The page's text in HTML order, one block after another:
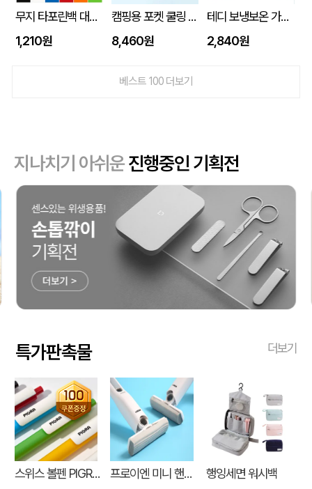
무지 타포린백 대형 (42x40x23) 타포린가방 시장가방 보조가방 // 인쇄제작가능
1,210원
캠핑용 포켓 쿨링 300D PEVA 보냉 쿨링 방수백
8,460원
테디 보냉보온 가방 10L (270x170x350mm)
2,840원
베스트 100 더보기
지나치기 아쉬운진행중인 기획전
특가판촉물 더보기
스위스 볼펜 PIGRA P03 피그라 볼펜
프로이엔 미니 핸디 클리너
행잉세면 워시백